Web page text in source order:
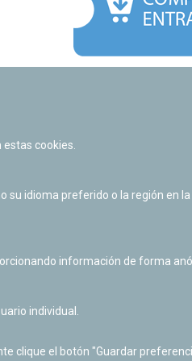
Derecho de acceso a
cookies.
su idioma preferido o la región en
información de forma
individual.
clique el botón "Guardar